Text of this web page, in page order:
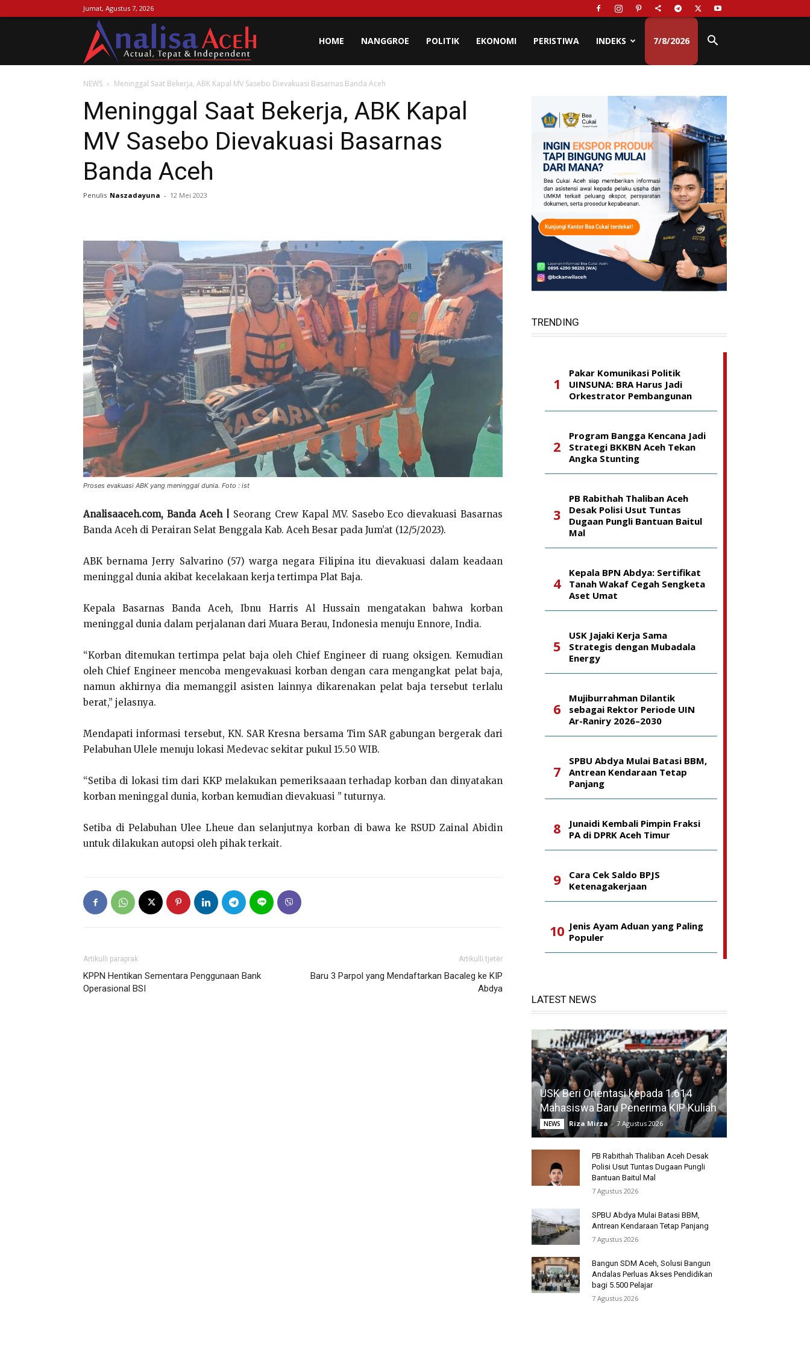
Jumat, Agustus 7, 2026
Aceh
HOME NANGGROE POLITIK EKONOMI PERISTIWA INDEKS 7/8/2026
NEWS Meninggal Saat Bekerja, ABK Kapal MV Sasebo Dievakuasi Basarnas Banda Aceh
Meninggal Saat Bekerja, ABK Kapal
MV Sasebo Dievakuasi Basarnas
Banda Aceh
Penulis Naszadayuna - 12 Mei 2023
Proses evakuasi ABK yang meninggal dunia. Foto : ist
Analisaaceh.com, Banda Aceh |
Seorang Crew Kapal MV. Sasebo Eco dievakuasi Basarnas
Banda Aceh di Perairan Selat Benggala Kab. Aceh Besar pada Jum’at (12/5/2023).
ABK bernama Jerry Salvarino (57) warga negara Filipina itu dievakuasi dalam keadaan
meninggal dunia akibat kecelakaan kerja tertimpa Plat Baja.
Kepala Basarnas Banda Aceh, Ibnu Harris Al Hussain mengatakan bahwa korban
meninggal dunia dalam perjalanan dari Muara Berau, Indonesia menuju Ennore, India.
“Korban ditemukan tertimpa pelat baja oleh Chief Engineer di ruang oksigen. Kemudian
oleh Chief Engineer mencoba mengevakuasi korban dengan cara mengangkat pelat baja,
namun akhirnya dia memanggil asisten lainnya dikarenakan pelat baja tersebut terlalu
berat,” jelasnya.
Mendapati informasi tersebut, KN. SAR Kresna bersama Tim SAR gabungan bergerak dari
Pelabuhan Ulele menuju lokasi Medevac sekitar pukul 15.50 WIB.
“Setiba di lokasi tim dari KKP melakukan pemeriksaaan terhadap korban dan dinyatakan
korban meninggal dunia, korban kemudian dievakuasi ” tuturnya.
Setiba di Pelabuhan Ulee Lheue dan selanjutnya korban di bawa ke RSUD Zainal Abidin
untuk dilakukan autopsi oleh pihak terkait.
Artikulli paraprak
KPPN Hentikan Sementara Penggunaan Bank
Operasional BSI
Artikulli tjetër
Baru 3 Parpol yang Mendaftarkan Bacaleg ke KIP
Abdya
TRENDING
Pakar Komunikasi Politik
UINSUNA: BRA Harus Jadi
Orkestrator Pembangunan
Program Bangga Kencana Jadi
Strategi BKKBN Aceh Tekan
Angka Stunting
PB Rabithah Thaliban Aceh
Desak Polisi Usut Tuntas
Dugaan Pungli Bantuan Baitul
Mal
Kepala BPN Abdya: Sertifikat
Tanah Wakaf Cegah Sengketa
Aset Umat
USK Jajaki Kerja Sama
Strategis dengan Mubadala
Energy
Mujiburrahman Dilantik
sebagai Rektor Periode UIN
Ar-Raniry 2026–2030
SPBU Abdya Mulai Batasi BBM,
Antrean Kendaraan Tetap
Panjang
Junaidi Kembali Pimpin Fraksi
PA di DPRK Aceh Timur
Cara Cek Saldo BPJS
Ketenagakerjaan
Jenis Ayam Aduan yang Paling
Populer
LATEST NEWS
USK Beri Orientasi kepada 1.614
Mahasiswa Baru Penerima KIP Kuliah
NEWS Riza Mirza - 7 Agustus 2026
PB Rabithah Thaliban Aceh Desak
Polisi Usut Tuntas Dugaan Pungli
Bantuan Baitul Mal
7 Agustus 2026
SPBU Abdya Mulai Batasi BBM,
Antrean Kendaraan Tetap Panjang
7 Agustus 2026
Bangun SDM Aceh, Solusi Bangun
Andalas Perluas Akses Pendidikan
bagi 5.500 Pelajar
7 Agustus 2026